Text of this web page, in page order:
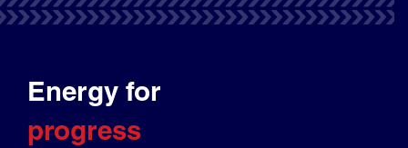
Energy for
progress